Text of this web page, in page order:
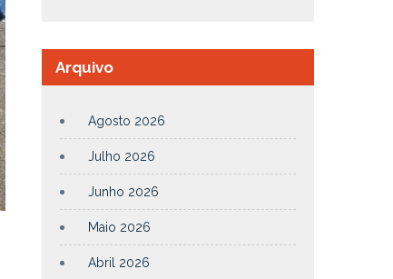
Arquivo
Agosto 2026
Julho 2026
Junho 2026
Maio 2026
Abril 2026